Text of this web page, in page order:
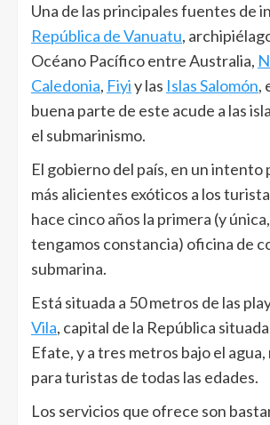
Una de las principales fuentes de
República de Vanuatu,
Océano Pacífico entre Australia,
Caledonia, Fiyiy las Islas Salomón,
buena parte de este acude a las
el submarinismo.
El gobierno del país, en un
más alicientes exóticos a los
hace cinco años la primera (y
tengamos constancia) oficina de
submarina.
Está situada a 50 metros de las
Vila, capital de la República
Efate, y a tres metros bajo el
para turistas de todas las edades.
Los servicios que ofrece son